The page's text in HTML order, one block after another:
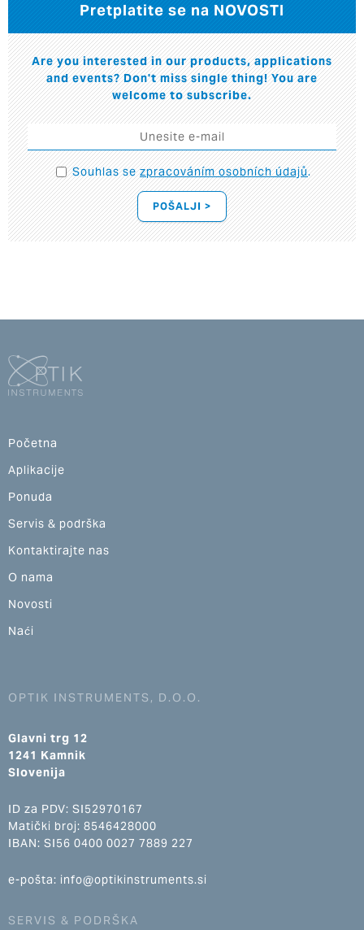
Pretplatite se na NOVOSTI
Are you interested in our products, applications
and events? Don't miss single thing! You are
welcome to subscribe.
Souhlas sezpracováním osobních údajů.
POŠALJI >
Početna
Aplikacije
Ponuda
Servis & podrška
Kontaktirajte nas
O nama
Novosti
Naći
OPTIK INSTRUMENTS, D.O.O.
Glavni trg 12
1241 Kamnik
Slovenija
ID za PDV: SI52970167
Matički broj: 8546428000
IBAN: SI56 0400 0027 7889 227
e-pošta: info@optikinstruments.si
SERVIS & PODRŠKA